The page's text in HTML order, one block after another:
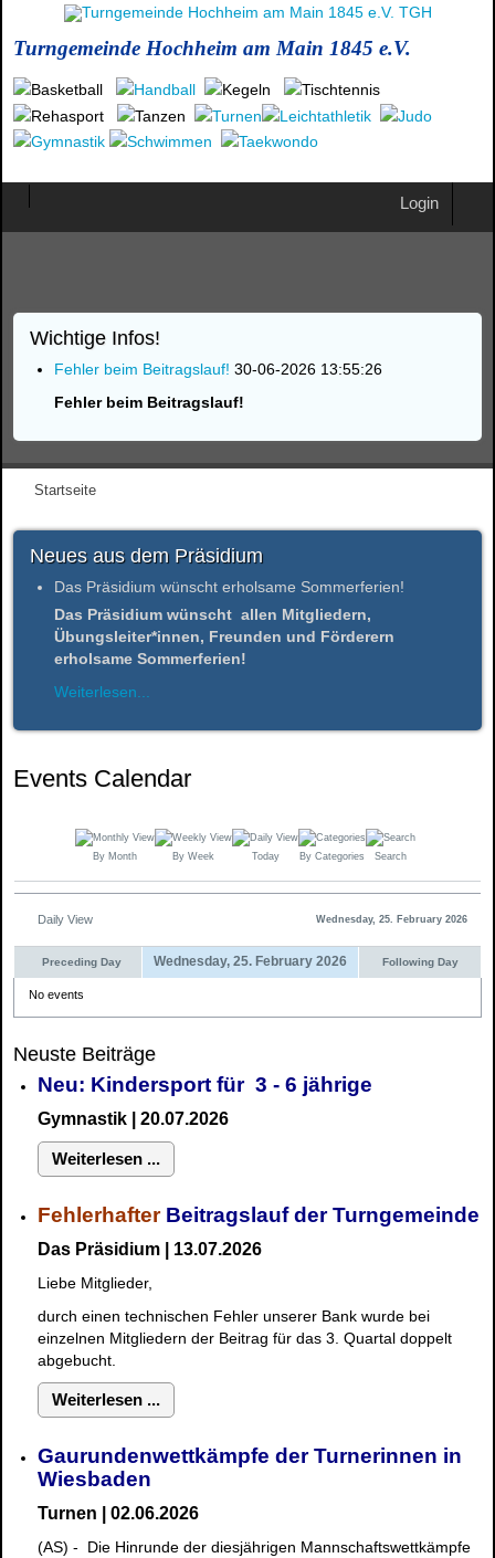
Turngemeinde Hochheim am Main 1845 e.V.
Login
Wichtige Infos!
Fehler beim Beitragslauf! 30-06-2026 13:55:26
Fehler beim Beitragslauf!
Startseite
Neues aus dem Präsidium
Das Präsidium wünscht erholsame Sommerferien!
Das Präsidium wünscht allen Mitgliedern,
Übungsleiter*innen, Freunden und Förderern
erholsame Sommerferien!
Weiterlesen...
Events Calendar
By Month By Week Today By Categories Search
Daily View Wednesday, 25. February 2026
Preceding Day Wednesday, 25. February 2026 Following Day
No events
Neuste Beiträge
Neu: Kindersport für 3 - 6 jährige
Gymnastik | 20.07.2026
Weiterlesen ...
FehlerhafterBeitragslauf der Turngemeinde
Das Präsidium | 13.07.2026
Liebe Mitglieder,
durch einen technischen Fehler unserer Bank wurde bei
einzelnen Mitgliedern der Beitrag für das 3. Quartal doppelt
abgebucht.
Weiterlesen ...
Gaurundenwettkämpfe der Turnerinnen in
Wiesbaden
Turnen | 02.06.2026
(AS) - Die Hinrunde der diesjährigen Mannschaftswettkämpfe